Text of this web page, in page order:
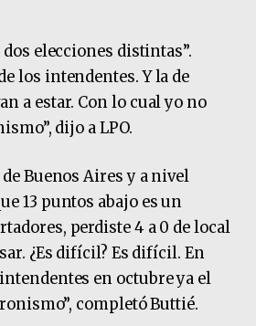
elecciones distintas”.
los intendentes. Y la de
a estar. Con lo cual yo no
dijo a LPO.
Buenos Aires y a nivel
13 puntos abajo es un
perdiste 4 a 0 de local
¿Es difícil? Es difícil. En
en octubre ya el
completó Buttié.